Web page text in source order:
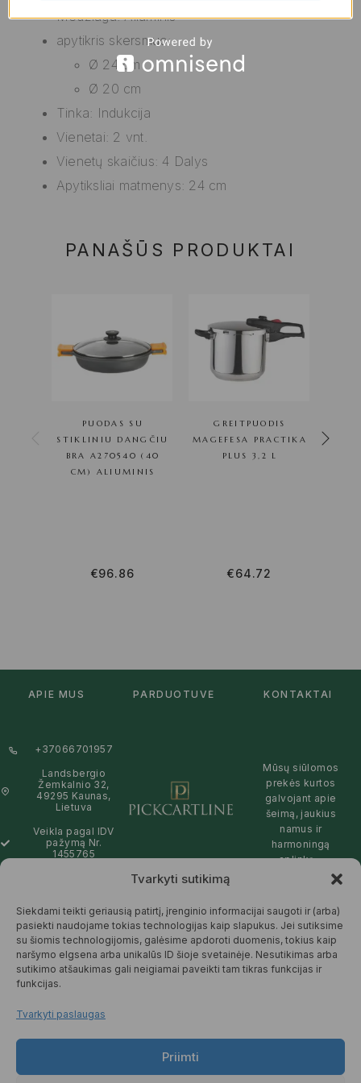
Tvarkyti sutikimą
Siekdami teikti geriausią patirtį, įrenginio informacijai saugoti ir (arba)
pasiekti naudojame tokias technologijas kaip slapukus. Jei sutiksime
su šiomis technologijomis, galėsime apdoroti duomenis, tokius kaip
naršymo elgsena arba unikalūs ID šioje svetainėje. Nesutikimas arba
sutikimo atšaukimas gali neigiamai paveikti tam tikras funkcijas ir
funkcijas.
Tvarkyti paslaugas
Priimti
Medžiaga: Aliuminis
apytikris skersmuo:
Ø 24 cm
Ø 20 cm
Tinka: Indukcija
Vienetai: 2 vnt.
Vienetų skaičius: 4 Dalys
Apytiksliai matmenys: 24 cm
PANAŠŪS PRODUKTAI
PUODAS SU
STIKLINIU DANGČIU
BRA A270540 (40
CM) ALIUMINIS
€96.86
GREITPUODIS
MAGEFESA PRACTIKA
PLUS 3,2 L
€64.72
APIE MUS PARDUOTUVĖ KONTAKTAI
+37066701957
Landsbergio
Žemkalnio 32,
49295 Kaunas,
Lietuva
Veikla pagal IDV
pažymą Nr.
1455765
09:00 - 19:00
Mūsų siūlomos
prekės kurtos
galvojant apie
šeimą, jaukius
namus ir
harmoningą
aplinką –
draugiškos tiek
Jums, tiek
gamtai.
DAUGIAU
© 2025 Pickcartline.com. Visos
teisės saugomos.